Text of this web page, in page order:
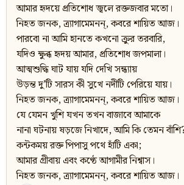
আমার হৃদয়ে প্রতিশোধ জ্বলে রক্তজবার মতো।
নিহত জনক, ত্র্যাগামেমনন্‌, কবরে শায়িত আজ।
পারবো না আমি হানতে কখনো ক্রুর তরবারি,
যদিও ক্ষুব্ধ হৃদয় আমার, প্রতিশোধ জপমালা।
আত্মশুদ্ধি ঘাট যায় যদি দেখি সন্ধ্যায়
উড়ন্ত দু’টি সারস কী সুখে নদীটি পেরিয়ে যায়।
নিহত জনক, ত্র্যাগামেমনন্‌, কবরে শায়িত আজ।
যে যেমন খুশি যখন তখন বাজাবে আমাকে
নানা ঘটনায় ষড়জে নিখাদে, আমি কি তেমন
কন্টকময় রক্ত পিপাসু পথে হাঁটি একা;
আমার গ্রীবায় এবং কণ্ঠে আগামীর নিশ্বাস।
নিহত জনক, ত্র্যাগামেমনন্‌, কবরে শায়িত আজ।